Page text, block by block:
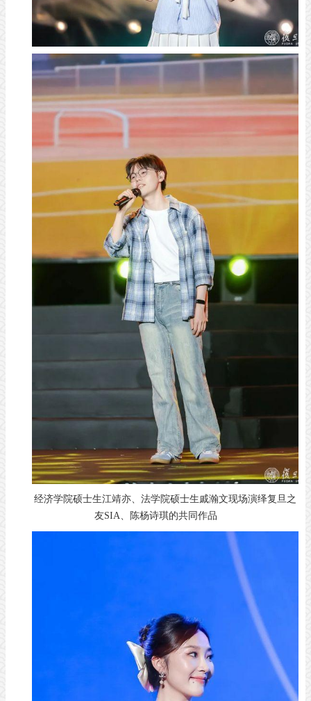
经济学院硕士生江靖亦、法学院硕士生戚瀚文现场演绎复旦之
友SIA、陈杨诗琪的共同作品